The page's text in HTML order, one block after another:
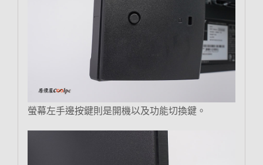
螢幕左手邊按鍵則是開機以及功能切換鍵。